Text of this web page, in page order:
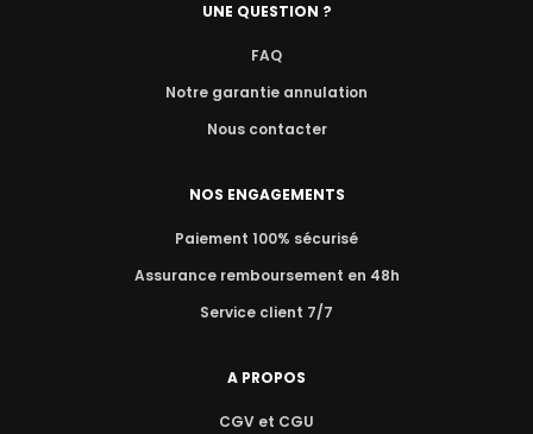
UNE QUESTION ?
FAQ
Notre garantie annulation
Nous contacter
NOS ENGAGEMENTS
Paiement 100% sécurisé
Assurance remboursement en 48h
Service client 7/7
A PROPOS
CGV et CGU